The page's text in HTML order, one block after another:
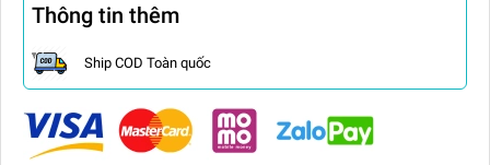
Thông tin thêm
Ship COD Toàn quốc